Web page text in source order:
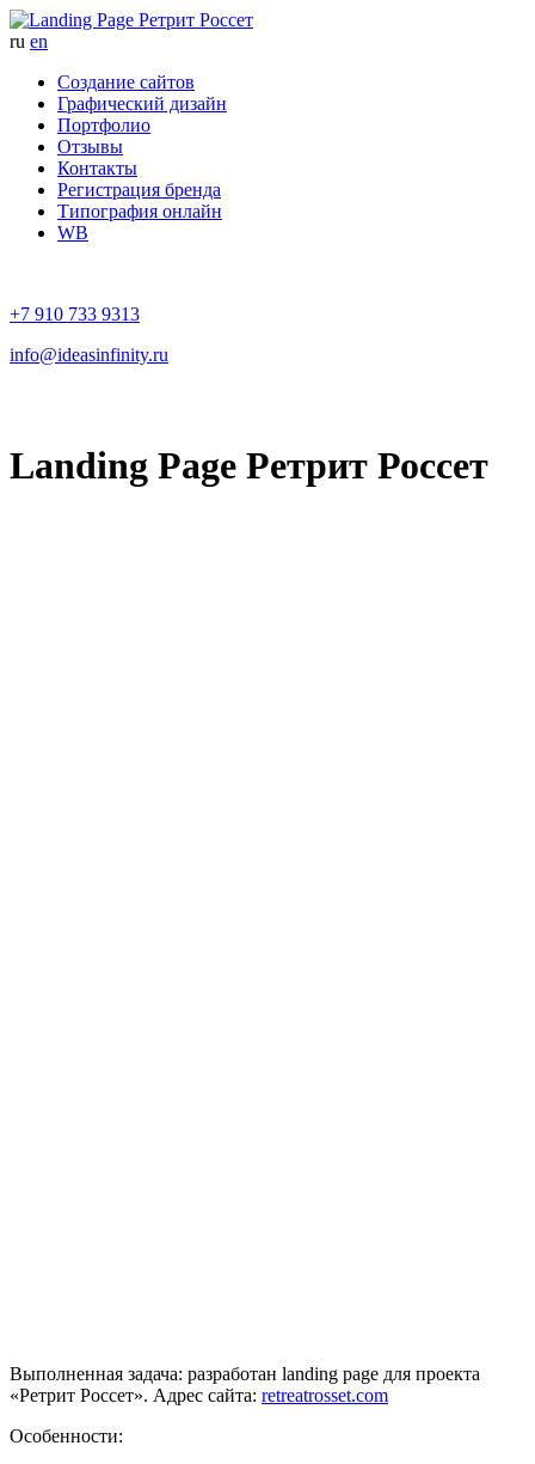
ru en
Создание сайтов
Графический дизайн
Портфолио
Отзывы
Контакты
Регистрация бренда
Типография онлайн
WB
+7 910 733 9313
info@ideasinfinity.ru
Landing Page Ретрит Россет
Выполненная задача: разработан landing page для проекта
«Ретрит Россет». Адрес сайта: retreatrosset.com
Особенности: